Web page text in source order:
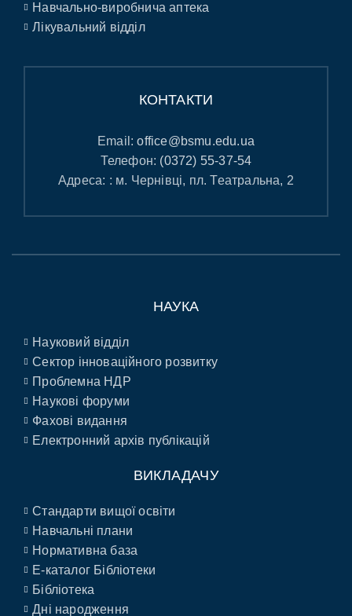
Навчально-виробнича аптека
Лікувальний відділ
КОНТАКТИ
Email:office@bsmu.edu.ua
Телефон: (0372) 55-37-54
Адреса: : м. Чернівці, пл. Театральна, 2
НАУКА
Науковий відділ
Сектор інноваційного розвитку
Проблемна НДР
Наукові форуми
Фахові видання
Електронний архів публікацій
ВИКЛАДАЧУ
Стандарти вищої освіти
Навчальні плани
Нормативна база
E-каталог Бібліотеки
Бібліотека
Дні народження